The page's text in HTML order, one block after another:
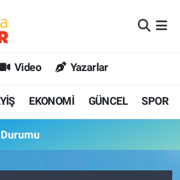
Video Yazarlar
EKONOMİ GÜNCEL SPOR
Eczaneler
Vakitleri
Yoğunluk Haritası
Durumu ve Fikstür